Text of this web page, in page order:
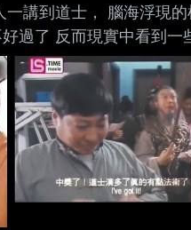
講到道士， 腦海浮現
過了 反而現實中看到一
形象演成官方標準答案
士像道士的八卦？ -----